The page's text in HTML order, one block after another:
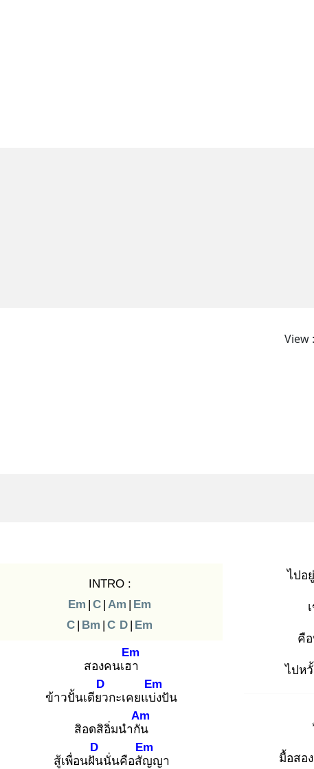
View :
INTRO :
Em | C | Am | Em
C | Bm | C D | Em
สองคนเฮา
Em
ข้าวปั้นเดียว
D
กะเคยแบ่ง
Em
ปัน
สิอดสิอิ่มนำกัน
Am
สู้เพื่อนฝัน
D
นั่นคือสัญ
Em
ญา
ไปอ
คื
ไปห
มื้อสอ